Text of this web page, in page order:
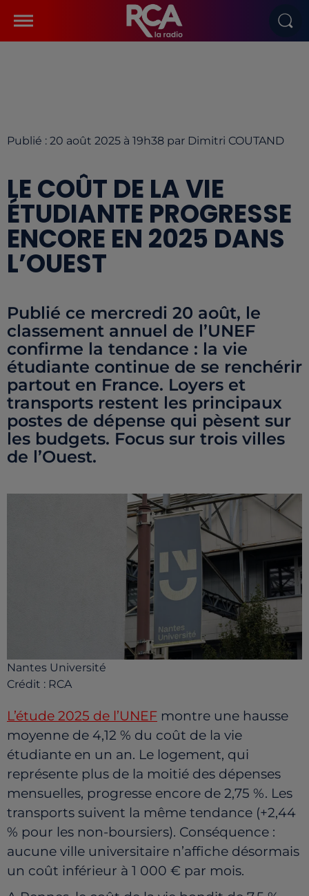
Publié : 20 août 2025 à 19h38 par Dimitri COUTAND
LE COÛT DE LA VIE
ÉTUDIANTE PROGRESSE
ENCORE EN 2025 DANS
L’OUEST
Publié ce mercredi 20 août, le
classement annuel de l’UNEF
confirme la tendance : la vie
étudiante continue de se renchérir
partout en France. Loyers et
transports restent les principaux
postes de dépense qui pèsent sur
les budgets. Focus sur trois villes
de l’Ouest.
Nantes Université
Crédit : RCA
L’étude 2025 de l’UNEF montre une hausse
moyenne de 4,12 % du coût de la vie
étudiante en un an. Le logement, qui
représente plus de la moitié des dépenses
mensuelles, progresse encore de 2,75 %. Les
transports suivent la même tendance (+2,44
% pour les non-boursiers). Conséquence :
aucune ville universitaire n’affiche désormais
un coût inférieur à 1 000 € par mois.